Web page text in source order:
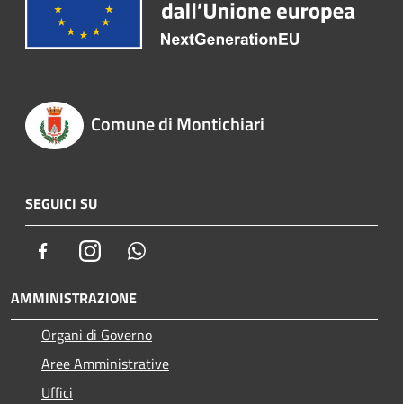
Comune di Montichiari
SEGUICI SU
FacebookInstagram
AMMINISTRAZIONE
Organi di Governo
Aree Amministrative
Uffici